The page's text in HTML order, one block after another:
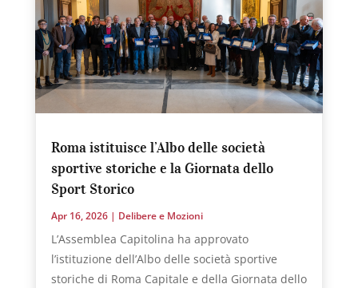
Roma istituisce l’Albo delle società
sportive storiche e la Giornata dello
Sport Storico
Apr 16, 2026| Delibere e Mozioni
L’Assemblea Capitolina ha approvato
l’istituzione dell’Albo delle società sportive
storiche di Roma Capitale e della Giornata dello